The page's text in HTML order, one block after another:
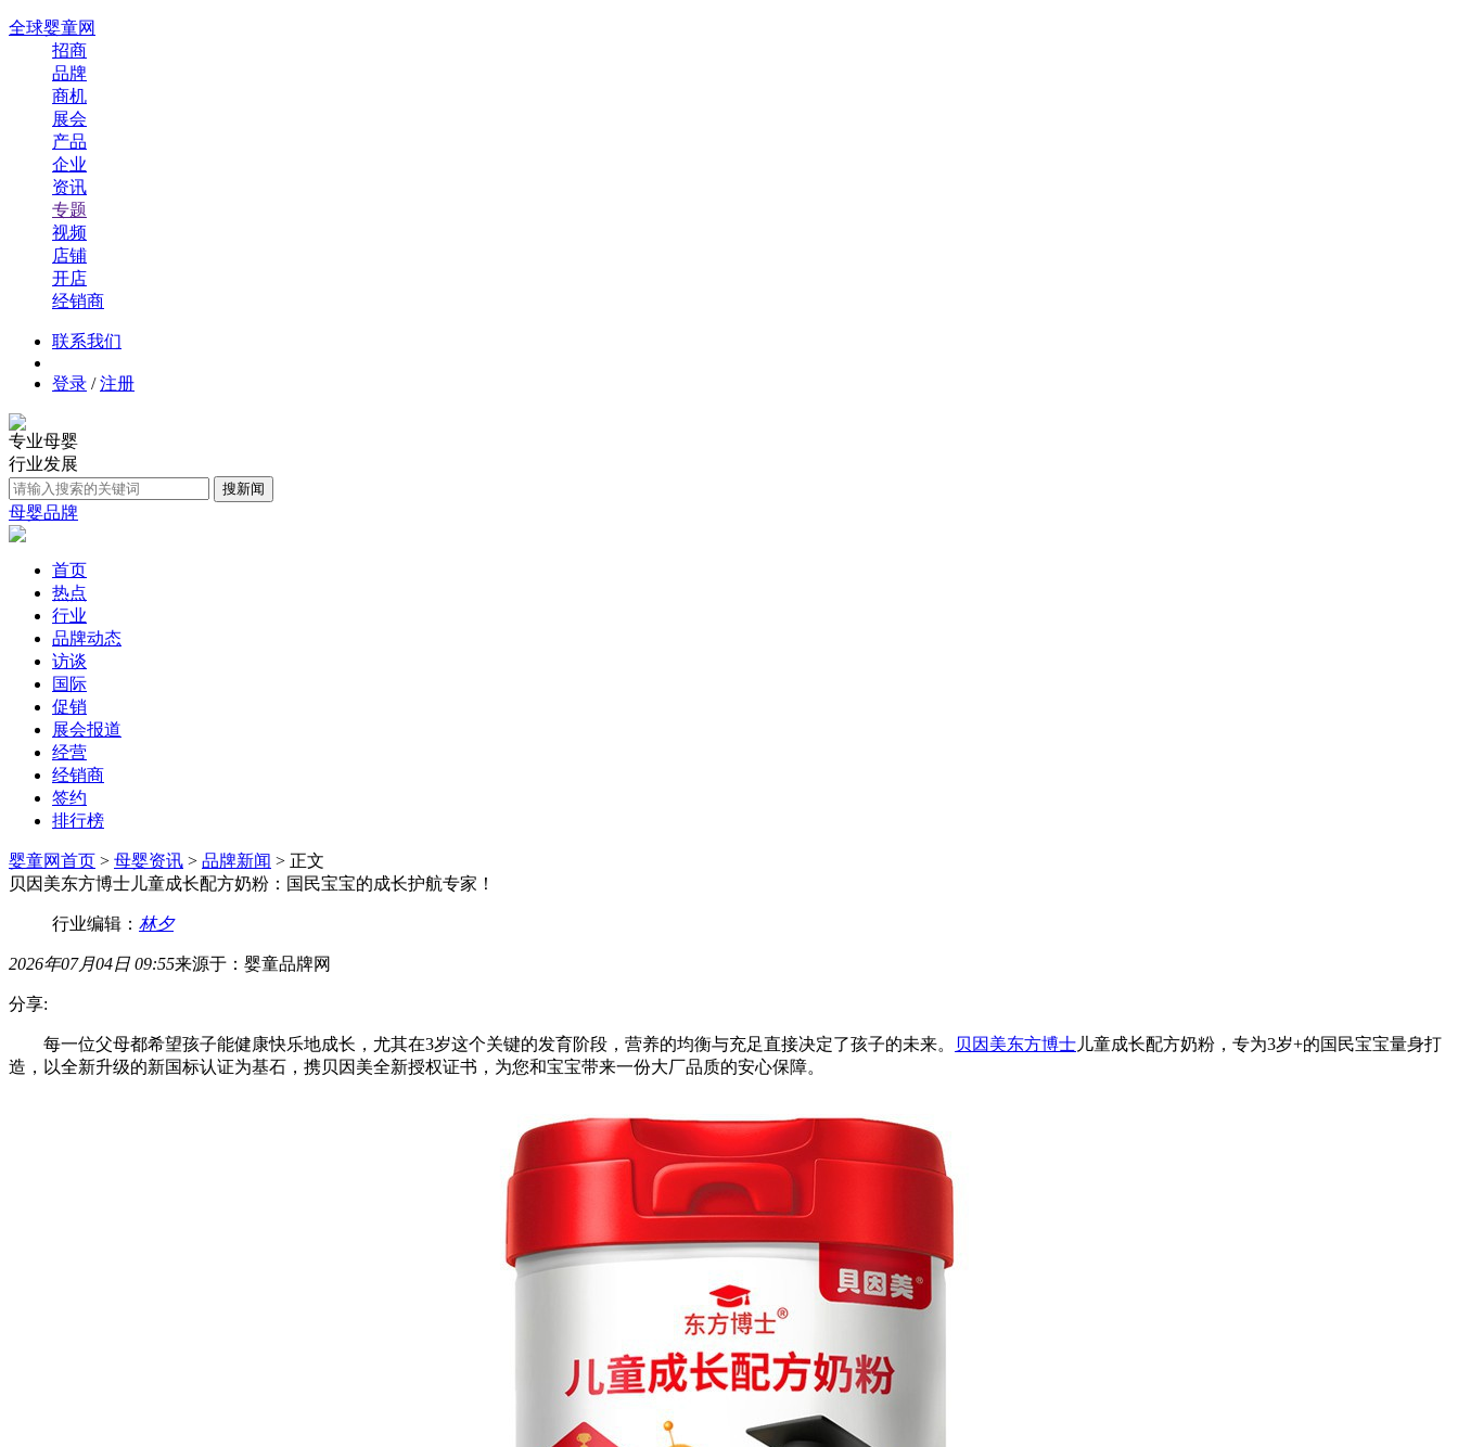
全球婴童网
招商
品牌
商机
展会
产品
企业
资讯
专题
视频
店铺
开店
经销商
联系我们
登录 /注册
专业母婴
行业发展
母婴品牌
首页
热点
行业
品牌动态
访谈
国际
促销
展会报道
经营
经销商
签约
排行榜
婴童网首页 > 母婴资讯 > 品牌新闻 > 正文
贝因美东方博士儿童成长配方奶粉：国民宝宝的成长护航专家！
行业编辑： 林夕
2026年07月04日 09:55来源于：婴童品牌网
分享:
每一位父母都希望孩子能健康快乐地成长，尤其在3岁这个关键的发育阶段，营养的均衡与充足直接决定了孩子的未来。 贝因美东方博士 儿童成长配方奶粉，专为3岁+的国民宝宝量身打
造，以全新升级的新国标认证为基石，携贝因美全新授权证书，为您和宝宝带来一份大厂品质的安心保障。